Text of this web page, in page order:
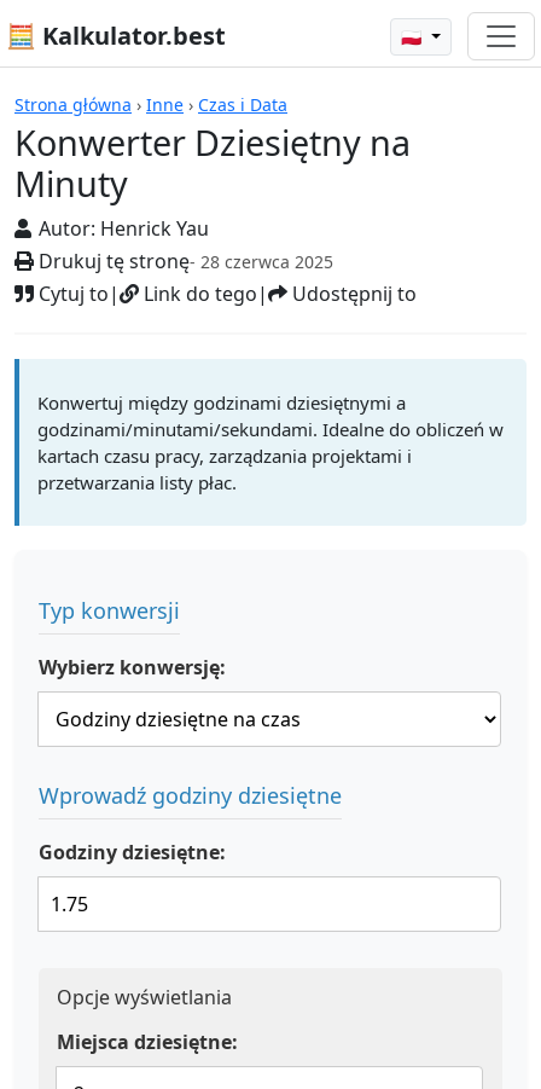
🧮 Kalkulator.best 🇵🇱
Strona główna › Inne › Czas i Data
Konwerter Dziesiętny na
Minuty
Autor: Henrick Yau
Drukuj tę stronę- 28 czerwca 2025
Cytuj to| Link do tego| Udostępnij to
Kalkulatory
Konwertuj między godzinami dziesiętnymi a
godzinami/minutami/sekundami. Idealne do obliczeń w
kartach czasu pracy, zarządzania projektami i
przetwarzania listy płac.
Typ konwersji
Wybierz konwersję:
Wprowadź godziny dziesiętne
Godziny dziesiętne:
Opcje wyświetlania
Miejsca dziesiętne: